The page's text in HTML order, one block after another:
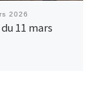
2026
11 mars